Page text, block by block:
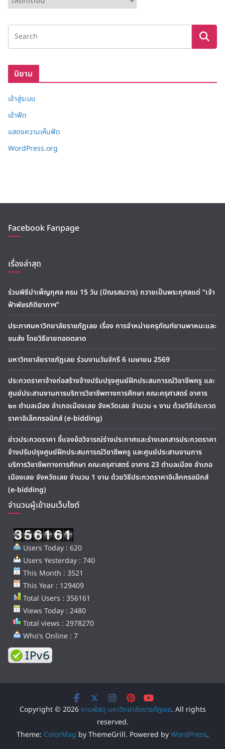
ลั
ง
ก็
นิยาม
เข้าสู่ระบบ
เข้าฟีด
แสดงความเห็นฟีด
WordPress.org
Facebook Fanpage
เรื่องล่าสุด
ร่วมพิธีบำเพ็ญกุศล ครบ 15 วัน (ปัณรสมวาร) ถวายเป็นพระกุศลแด่ “เจ้า
ฟ้าพัชรกิติยาภาฯ”
ประกาศมหาวิทยาลัยราชภัฏเลย เรื่อง การจำหน่ายครุภัณฑ์ยานพาหนะและ
ขนส่ง โดยวิธีขายทอดตลาด
มหาวิทยาลัยราชภัฏเลย ร่วมงานวันจักรี 6 เมษายน 2569
ประกวดราคาจ้างก่อสร้างจ้างปรับปรุงศูนย์ฝึกประสบการณ์วิชาชีพครู และ
ศูนย์ประสานงานการบริการวิชาชีพทางการศึกษา คณะครุศาสตร์ อาคาร
๒๓ ตำบลเมือง อำเภอเมืองเลย จังหวัดเลย จำนวน ๑ งาน ด้วยวิธีประกวด
ราคาอิเล็กทรอนิกส์ (e-bidding)
ข่าวประกวดราคา ชี้แจงข้อวิจารณ์ร่างประกาศและร่างเอกสารประกวดราคา
จ้างปรับปรุงศูนย์ฝึกประสบการณ์วิชาชีพครู และศูนย์ประสานงานการ
บริการวิชาชีพทางการศึกษา คณะครุศาสตร์ อาคาร 23 ตำบลเมือง อำเภอ
เมืองเลย จังหวัดเลย จำนวน 1 งาน ด้วยวิธีประกวดราคาอิเล็กทรอนิกส์
(e-bidding)
จำนวนผู้เข้าชมเว็บไซต์
Users Today : 620
Users Yesterday : 740
This Month : 3521
This Year : 129409
Total Users : 356161
Views Today : 2480
Total views : 2978270
Who's Online : 7
Copyright © 2026งานพัสดุ มหาวิทยาลัยราชภัฏเลย. All rights
reserved.
Theme: ColorMag by ThemeGrill. Powered byWordPress.